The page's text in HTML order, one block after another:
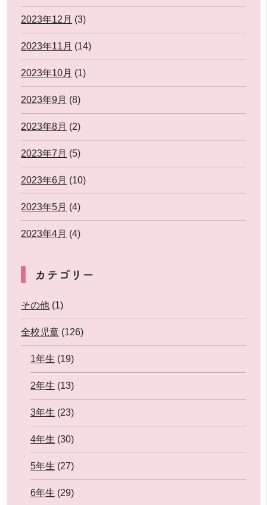
2023年12月 (3)
2023年11月 (14)
2023年10月 (1)
2023年9月 (8)
2023年8月 (2)
2023年7月 (5)
2023年6月 (10)
2023年5月 (4)
2023年4月 (4)
カテゴリー
その他 (1)
全校児童 (126)
1年生 (19)
2年生 (13)
3年生 (23)
4年生 (30)
5年生 (27)
6年生 (29)